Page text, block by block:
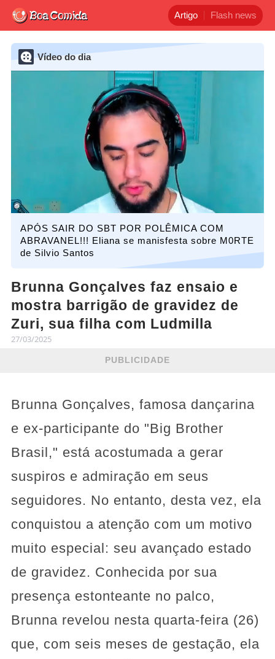
Artigo Flash news
Vídeo do dia
APÓS SAIR DO SBT POR POLÊMICA COM
ABRAVANEL!!! Eliana se manisfesta sobre M0RTE
de Silvio Santos
Brunna Gonçalves faz ensaio e
mostra barrigão de gravidez de
Zuri, sua filha com Ludmilla
27/03/2025
PUBLICIDADE
Brunna Gonçalves, famosa dançarina
e ex-participante do "Big Brother
Brasil," está acostumada a gerar
suspiros e admiração em seus
seguidores. No entanto, desta vez, ela
conquistou a atenção com um motivo
muito especial: seu avançado estado
de gravidez. Conhecida por sua
presença estonteante no palco,
Brunna revelou nesta quarta-feira (26)
que, com seis meses de gestação, ela